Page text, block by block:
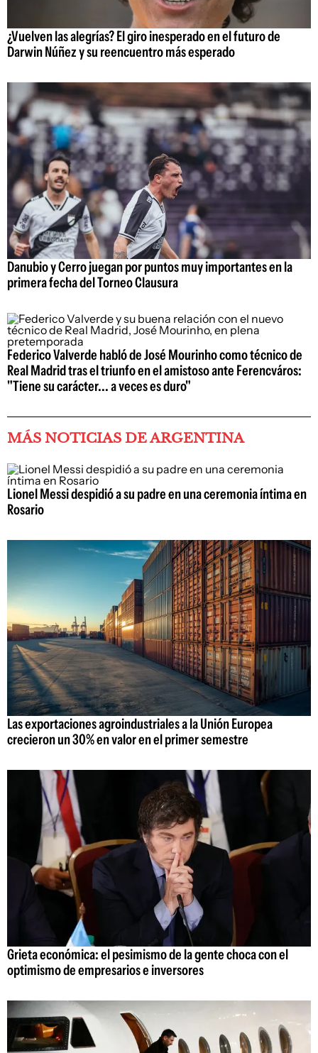
¿Vuelven las alegrías? El giro inesperado en el futuro de
Darwin Núñez y su reencuentro más esperado
Danubio y Cerro juegan por puntos muy importantes en la
primera fecha del Torneo Clausura
Federico Valverde habló de José Mourinho como técnico de
Real Madrid tras el triunfo en el amistoso ante Ferencváros:
"Tiene su carácter... a veces es duro"
MÁS NOTICIAS DE ARGENTINA
Lionel Messi despidió a su padre en una ceremonia íntima en
Rosario
Las exportaciones agroindustriales a la Unión Europea
crecieron un 30% en valor en el primer semestre
Grieta económica: el pesimismo de la gente choca con el
optimismo de empresarios e inversores